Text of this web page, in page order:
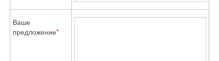
Ваше
предложение*